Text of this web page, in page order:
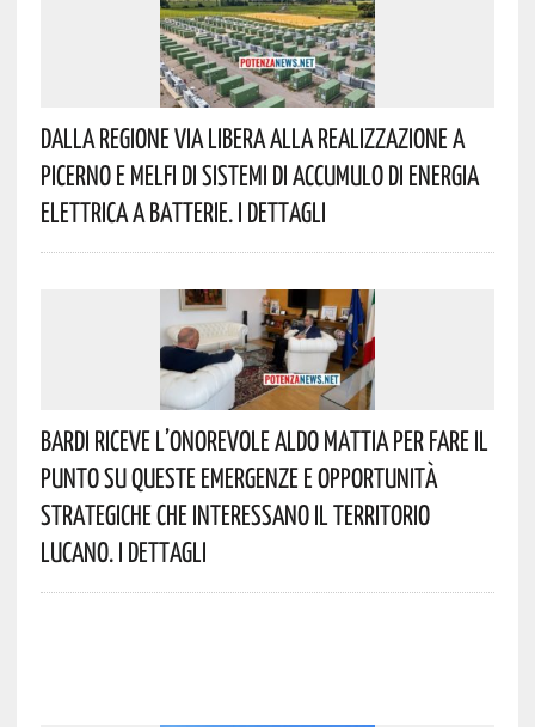
Dalla Regione Via Libera Alla Realizzazione A
Picerno E Melfi Di Sistemi Di Accumulo Di Energia
Elettrica A Batterie. I Dettagli
Bardi Riceve L’onorevole Aldo Mattia Per Fare Il
Punto Su Queste Emergenze E Opportunità
Strategiche Che Interessano Il Territorio
Lucano. I Dettagli